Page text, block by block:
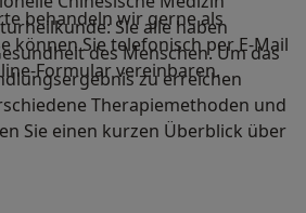
behandeln wir gerne als
können Sie telefonisch per E-Mail
Formular vereinbaren.
Sie alle haben
des Menschen. Um das
zu erreichen
Therapiemethoden und
Sie einen kurzen Überblick über